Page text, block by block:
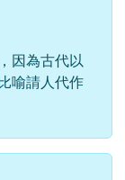
因為古代以
喻請人代作